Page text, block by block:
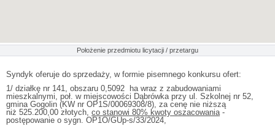
Położenie przedmiotu licytacji / przetargu
Syndyk oferuje do sprzedaży, w formie pisemnego konkursu ofert:
1/ działkę nr 141, obszaru 0,5092 ha wraz z zabudowaniami
mieszkalnymi, poł. w miejscowości Dąbrówka przy ul. Szkolnej nr 52,
gmina Gogolin (KW nr OP1S/00069308/8), za cenę nie niższą
niż 525.200,00 złotych, co stanowi 80% kwoty oszacowania-
postępowanie o sygn. OP1O/GUp-s/33/2024,